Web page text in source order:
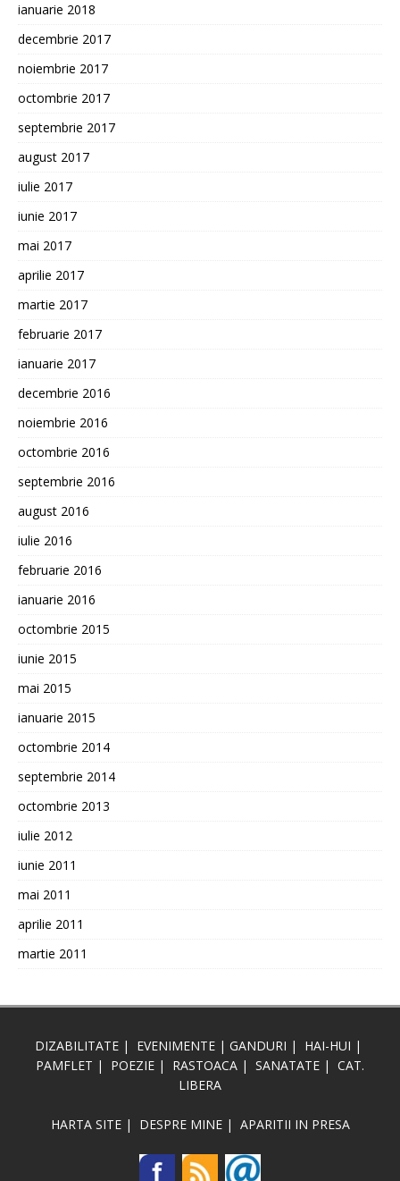
ianuarie 2018
decembrie 2017
noiembrie 2017
octombrie 2017
septembrie 2017
august 2017
iulie 2017
iunie 2017
mai 2017
aprilie 2017
martie 2017
februarie 2017
ianuarie 2017
decembrie 2016
noiembrie 2016
octombrie 2016
septembrie 2016
august 2016
iulie 2016
februarie 2016
ianuarie 2016
octombrie 2015
iunie 2015
mai 2015
ianuarie 2015
octombrie 2014
septembrie 2014
octombrie 2013
iulie 2012
iunie 2011
mai 2011
aprilie 2011
martie 2011
DIZABILITATE | EVENIMENTE | GANDURI | HAI-HUI |
PAMFLET | POEZIE | RASTOACA | SANATATE | CAT.
LIBERA
HARTA SITE| DESPRE MINE| APARITII IN PRESA